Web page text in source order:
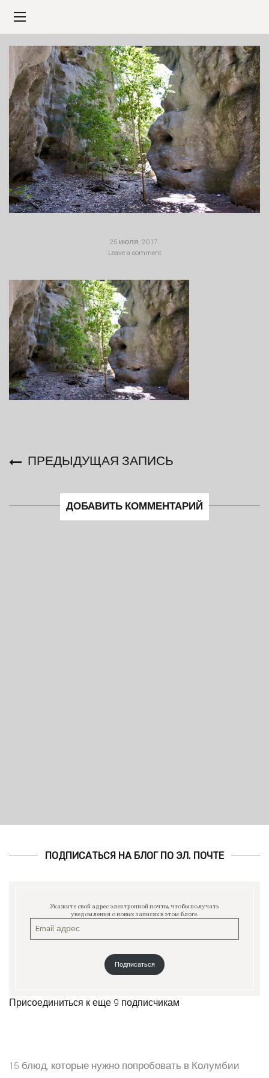
25 июля, 2017.
Leave a comment
ПРЕДЫДУЩАЯ ЗАПИСЬ
ДОБАВИТЬ КОММЕНТАРИЙ
ПОДПИСАТЬСЯ НА БЛОГ ПО ЭЛ. ПОЧТЕ
Укажите свой адрес электронной почты, чтобы получать
уведомления о новых записях в этом блоге.
Подписаться
Присоединиться к еще 9 подписчикам
15 блюд, которые нужно попробовать в Колумбии